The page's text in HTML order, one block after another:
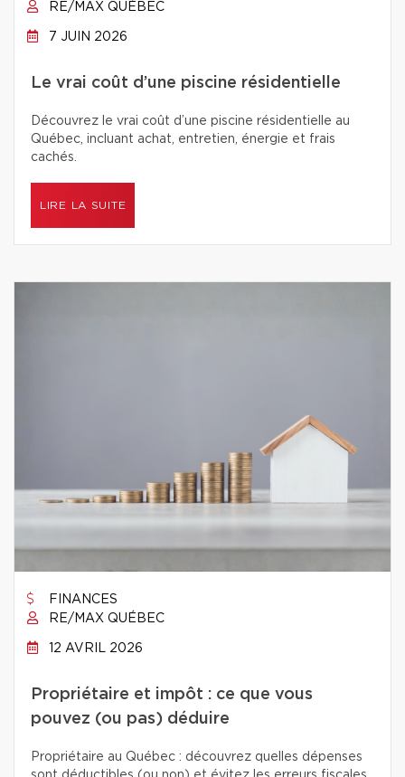
RE/MAX QUÉBEC
7 JUIN 2026
Le vrai coût d’une piscine résidentielle
Découvrez le vrai coût d’une piscine résidentielle au
Québec, incluant achat, entretien, énergie et frais
cachés.
LIRE LA SUITE
FINANCES
RE/MAX QUÉBEC
12 AVRIL 2026
Propriétaire et impôt : ce que vous
pouvez (ou pas) déduire
Propriétaire au Québec : découvrez quelles dépenses